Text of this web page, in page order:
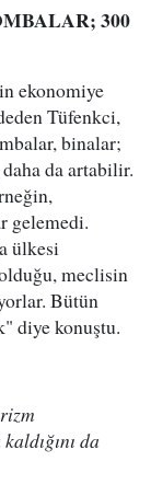
300
ekonomiye
Tüfenkci,
binalar;
da artabilir.
gelemedi.
ülkesi
meclisin
Bütün
diye konuştu.
da